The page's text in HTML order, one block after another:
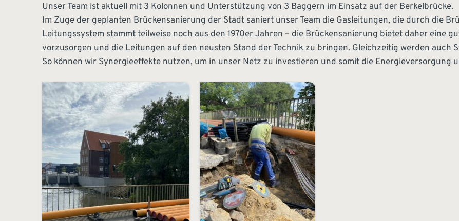
Unser Team ist aktuell mit 3 Kolonnen und Unterstützung von 3 Baggern im Einsatz auf der Berkelbrücke.
Im Zuge der geplanten Brückensanierung der Stadt saniert unser Team die Gasleitungen, die durch die
Leitungssystem stammt teilweise noch aus den 1970er Jahren – die Brückensanierung bietet daher eine
vorzusorgen und die Leitungen auf den neusten Stand der Technik zu bringen. Gleichzeitig werden auch
So können wir Synergieeffekte nutzen, um in unser Netz zu investieren und somit die Energieversorgung